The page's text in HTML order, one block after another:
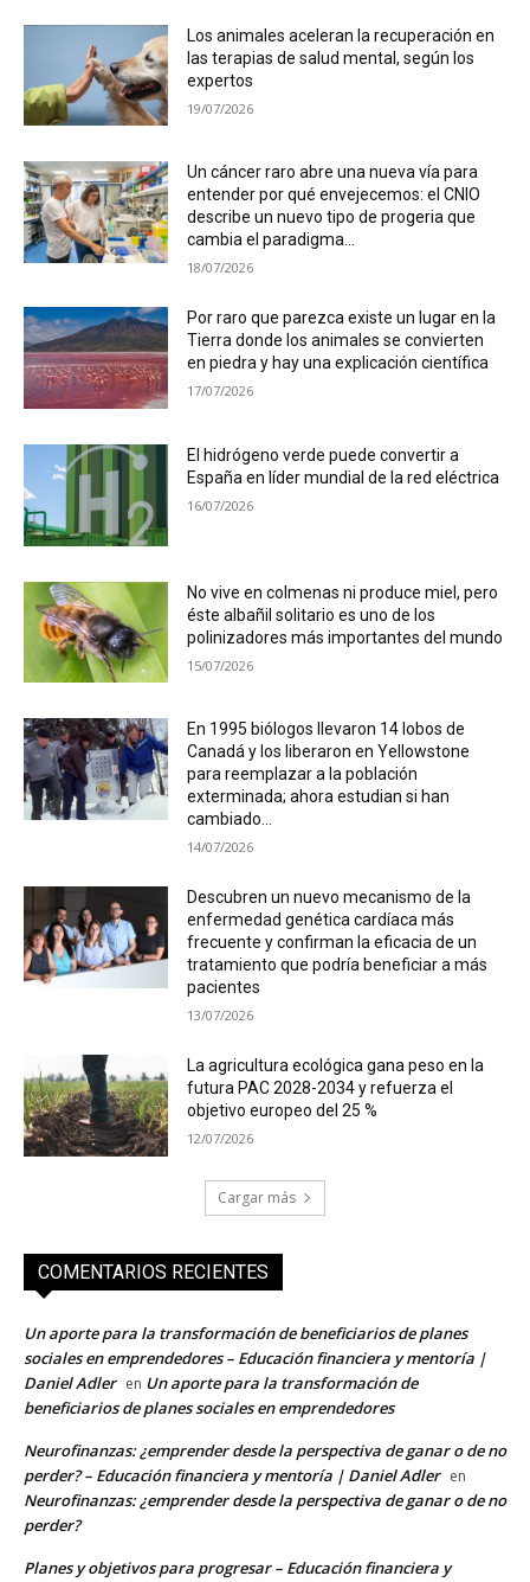
Los animales aceleran la recuperación en
las terapias de salud mental, según los
expertos
19/07/2026
Un cáncer raro abre una nueva vía para
entender por qué envejecemos: el CNIO
describe un nuevo tipo de progeria que
cambia el paradigma...
18/07/2026
Por raro que parezca existe un lugar en la
Tierra donde los animales se convierten
en piedra y hay una explicación científica
17/07/2026
El hidrógeno verde puede convertir a
España en líder mundial de la red eléctrica
16/07/2026
No vive en colmenas ni produce miel, pero
éste albañil solitario es uno de los
polinizadores más importantes del mundo
15/07/2026
En 1995 biólogos llevaron 14 lobos de
Canadá y los liberaron en Yellowstone
para reemplazar a la población
exterminada; ahora estudian si han
cambiado...
14/07/2026
Descubren un nuevo mecanismo de la
enfermedad genética cardíaca más
frecuente y confirman la eficacia de un
tratamiento que podría beneficiar a más
pacientes
13/07/2026
La agricultura ecológica gana peso en la
futura PAC 2028-2034 y refuerza el
objetivo europeo del 25 %
12/07/2026
Cargar más
COMENTARIOS RECIENTES
Un aporte para la transformación de beneficiarios de planes
sociales en emprendedores – Educación financiera y mentoría |
Daniel Adler en Un aporte para la transformación de
beneficiarios de planes sociales en emprendedores
Neurofinanzas: ¿emprender desde la perspectiva de ganar o de no
perder? – Educación financiera y mentoría | Daniel Adler en
Neurofinanzas: ¿emprender desde la perspectiva de ganar o de no
perder?
Planes y objetivos para progresar – Educación financiera y